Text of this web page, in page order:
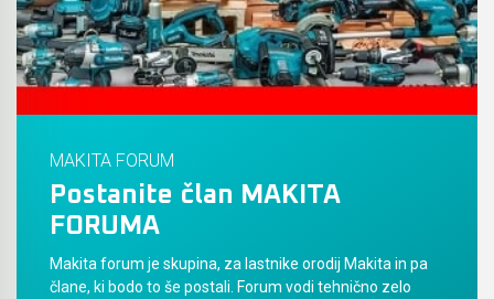
MAKITA FORUM
Postanite član MAKITA
FORUMA
Makita forum je skupina, za lastnike orodij Makita in pa
člane, ki bodo to še postali. Forum vodi tehnično zelo
Akumulatorski vezalci in rezalniki armature &
navojnih palic
Akumulatorska mikrovalovna pečica
Akumulatorski čistilniki